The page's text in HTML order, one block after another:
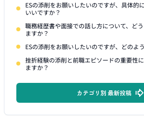
ESの添削をお願いしたいのですが、具体的
いいですか？
職務経歴書や面接での話し方について、ど
ますか？
ESの添削をお願いしたいのですが、どのよ
挫折経験の添削と前職エピソードの重要性
ますか？
カテゴリ別 最新投稿